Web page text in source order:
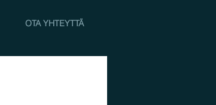
OTA YHTEYTTÄ